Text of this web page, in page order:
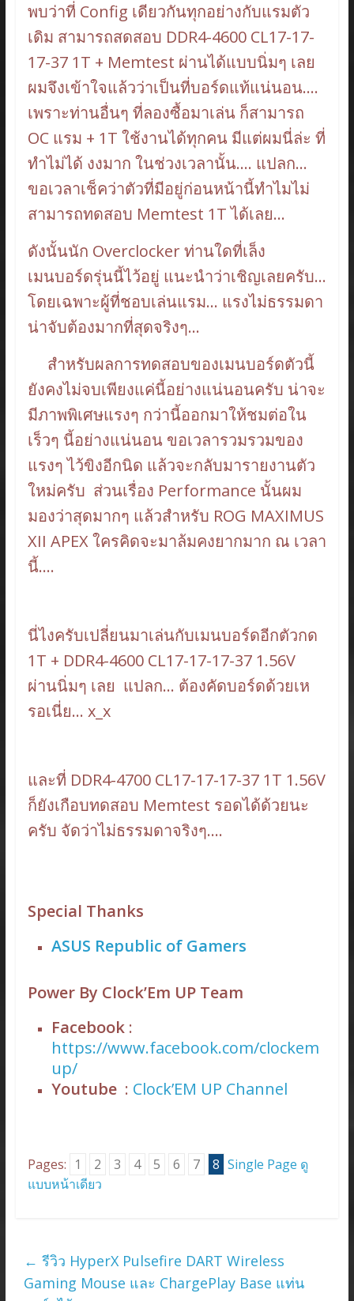
พบว่าที่ Config เดียวกันทุกอย่างกับแรมตัว
เดิม สามารถสดสอบ DDR4-4600 CL17-17-
17-37 1T + Memtest ผ่านได้แบบนิ่มๆ เลย
ผมจึงเข้าใจแล้วว่าเป็นที่บอร์ดแท้แน่นอน….
เพราะท่านอื่นๆ ที่ลองซื้อมาเล่น ก็สามารถ
OC แรม + 1T ใช้งานได้ทุกคน มีแต่ผมนี่ล่ะ ที่
ทำไม่ได้ งงมาก ในช่วงเวลานั้น…. แปลก…
ขอเวลาเช็คว่าตัวที่มีอยู่ก่อนหน้านี้ทำไมไม่
สามารถทดสอบ Memtest 1T ได้เลย…
ดังนั้นนัก Overclocker ท่านใดที่เล็ง
เมนบอร์ดรุ่นนี้ไว้อยู่ แนะนำว่าเชิญเลยครับ…
โดยเฉพาะผู้ที่ชอบเล่นแรม… แรงไม่ธรรมดา
น่าจับต้องมากที่สุดจริงๆ…
สำหรับผลการทดสอบของเมนบอร์ดตัวนี้
ยังคงไม่จบเพียงแค่นี้อย่างแน่นอนครับ น่าจะ
มีภาพพิเศษแรงๆ กว่านี้ออกมาให้ชมต่อใน
เร็วๆ นี้อย่างแน่นอน ขอเวลารวมรวมของ
แรงๆ ไว้ขิงอีกนิด แล้วจะกลับมารายงานตัว
ใหม่ครับ ส่วนเรื่อง Performance นั้นผม
มองว่าสุดมากๆ แล้วสำหรับ ROG MAXIMUS
XII APEX ใครคิดจะมาล้มคงยากมาก ณ เวลา
นี้….
นี่ไงครับเปลี่ยนมาเล่นกับเมนบอร์ดอีกตัวกด
1T + DDR4-4600 CL17-17-17-37 1.56V
ผ่านนิ่มๆ เลย แปลก… ต้องคัดบอร์ดด้วยเห
รอเนี่ย… x_x
และที่ DDR4-4700 CL17-17-17-37 1T 1.56V
ก็ยังเกือบทดสอบ Memtest รอดได้ด้วยนะ
ครับ จัดว่าไม่ธรรมดาจริงๆ….
Special Thanks
ASUS Republic of Gamers
Power By Clock’Em UP Team
Facebook:
https://www.facebook.com/clockem
up/
Youtube: Clock’EM UP Channel
Pages: 1 2 3 4 5 6 7 8 Single Page ดู
แบบหน้าเดียว
← รีวิว HyperX Pulsefire DART Wireless
Gaming Mouse และ ChargePlay Base แท่น